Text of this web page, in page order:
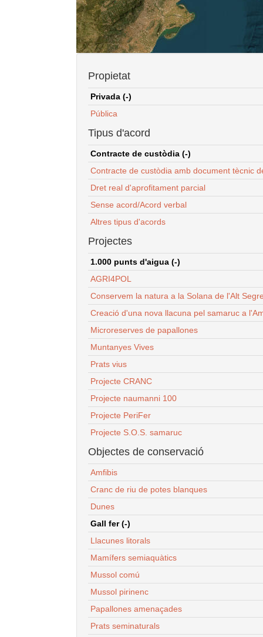
Propietat
Privada (-)
Pública
Tipus d'acord
Contracte de custòdia (-)
Contracte de custòdia amb document tècnic
Dret real d'aprofitament parcial
Sense acord/Acord verbal
Altres tipus d'acords
Projectes
1.000 punts d'aigua (-)
AGRI4POL
Conservem la natura a la Solana de l'Alt
Creació d'una nova llacuna pel samaruc a
Microreserves de papallones
Muntanyes Vives
Prats vius
Projecte CRANC
Projecte naumanni 100
Projecte PeriFer
Projecte S.O.S. samaruc
Objectes de conservació
Amfibis
Cranc de riu de potes blanques
Dunes
Gall fer (-)
Llacunes litorals
Mamífers semiaquàtics
Mussol comú
Mussol pirinenc
Papallones amenaçades
Prats seminaturals